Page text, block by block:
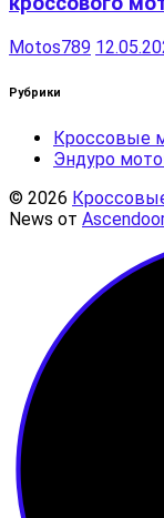
Motos789
Рубрики
Кроссовые
Эндуро
© 2026
News от